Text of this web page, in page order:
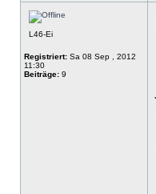
L46-Ei
Registriert: Sa 08 Sep , 2012
11:30
Beiträge: 9